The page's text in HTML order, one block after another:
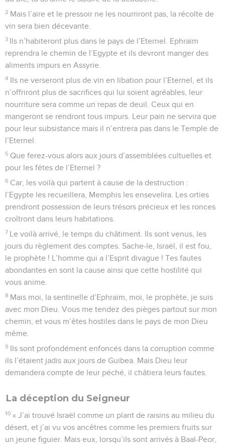
2 Mais l’aire et le pressoir ne les nourriront pas, la récolte de
vin sera bien décevante.
3 Ils n’habiteront plus dans le pays de l’Eternel. Ephraïm
reprendra le chemin de l’Egypte et ils devront manger des
aliments impurs en Assyrie.
4 Ils ne verseront plus de vin en libation pour l’Eternel, et ils
n’offriront plus de sacrifices qui lui soient agréables, leur
nourriture sera comme un repas de deuil. Ceux qui en
mangeront se rendront tous impurs. Leur pain ne servira que
pour leur subsistance mais il n’entrera pas dans le Temple de
l’Eternel.
5 Que ferez-vous alors aux jours d’assemblées cultuelles et
pour les fêtes de l’Eternel ?
6 Car, les voilà qui partent à cause de la destruction :
l’Egypte les recueillera, Memphis les ensevelira. Les orties
prendront possession de leurs trésors précieux et les ronces
croîtront dans leurs habitations.
7 Le voilà arrivé, le temps du châtiment. Ils sont venus, les
jours du règlement des comptes. Sache-le, Israël, il est fou,
le prophète ! L’homme qui a l’Esprit divague ! Tes fautes
abondantes en sont la cause ainsi que cette hostilité qui
vous anime.
8 Mais moi, la sentinelle d’Ephraïm, moi, le prophète, je suis
avec mon Dieu. Vous me tendez des pièges partout sur mon
chemin, et vous m’êtes hostiles dans le pays de mon Dieu
même.
9 Ils sont profondément enfoncés dans la corruption comme
ils l’étaient jadis aux jours de Guibea. Mais Dieu leur
demandera compte de leur péché, il châtiera leurs fautes.
La déception du Seigneur
10 « J’ai trouvé Israël comme un plant de raisins au milieu du
désert, et j’ai vu vos ancêtres comme les premiers fruits sur
un jeune figuier. Mais eux, lorsqu’ils sont arrivés à Baal-Peor,